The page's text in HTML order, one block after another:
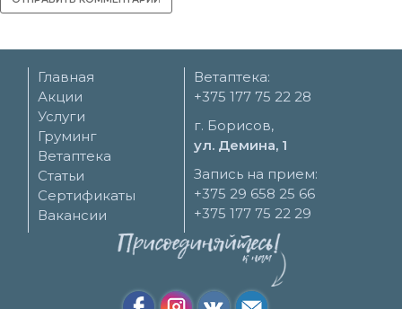
Главная
Акции
Услуги
Груминг
Ветаптека
Статьи
Сертификаты
Вакансии
Ветаптека:
+375 177 75 22 28
г. Борисов,
ул. Демина, 1
Запись на прием:
+375 29 658 25 66
+375 177 75 22 29